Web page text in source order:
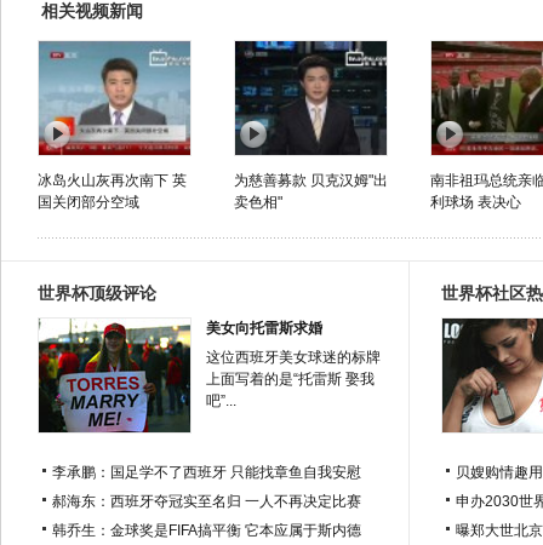
相关视频新闻
冰岛火山灰再次南下 英
国关闭部分空域
为慈善募款 贝克汉姆"出
卖色相"
南非祖玛总统亲
利球场 表决心
世界杯顶级评论
美女向托雷斯求婚
这位西班牙美女球迷的标牌
上面写着的是“托雷斯 娶我
吧”...
李承鹏：国足学不了西班牙 只能找章鱼自我安慰
郝海东：西班牙夺冠实至名归 一人不再决定比赛
韩乔生：金球奖是FIFA搞平衡 它本应属于斯内德
世界杯社区
贝嫂购情趣
申办2030世
曝郑大世北